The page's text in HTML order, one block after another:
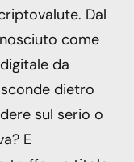
Dal
come
da
dietro
sul serio o
E